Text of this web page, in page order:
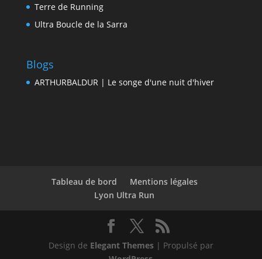
Terre de Running
Ultra Boucle de la Sarra
Blogs
ARTHURBALDUR | Le songe d'une nuit d'hiver
Tableau de bord
Mentions légales
Lyon Ultra Run
Design de Elegant Themes| Propulsé par